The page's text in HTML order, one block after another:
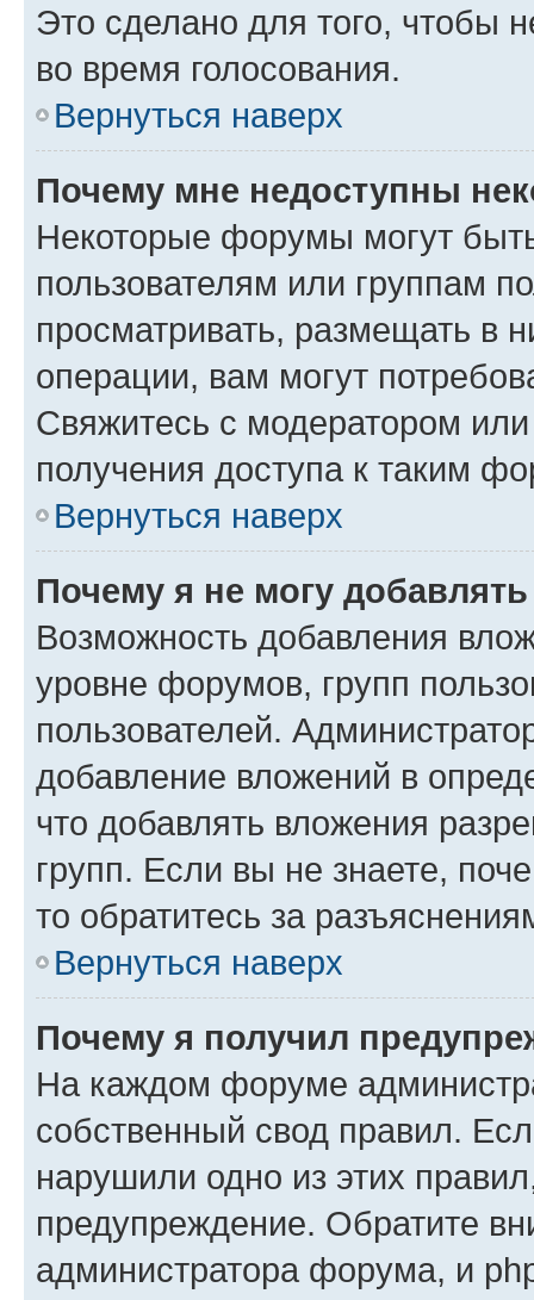
Это сделано для того, чтобы
во время голосования.
Вернуться наверх
Почему мне недоступны
Некоторые форумы могут
пользователям или группам
просматривать, размещать в
операции, вам могут
Свяжитесь с модератором
получения доступа к таким
Вернуться наверх
Почему я не могу
Возможность добавления
уровне форумов, групп
пользователей.
добавление вложений в
что добавлять вложения
групп. Если вы не знаете,
то обратитесь за
Вернуться наверх
Почему я получил
На каждом форуме
собственный свод правил.
нарушили одно из этих
предупреждение. Обратите
администратора форума, и